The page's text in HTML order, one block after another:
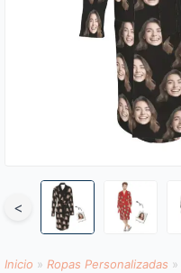
<
Inicio » Ropas Personalizadas »